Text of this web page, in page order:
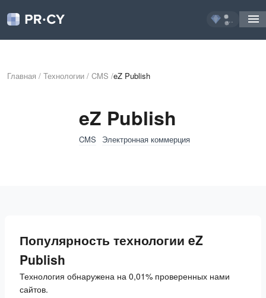
...
Главная / Технологии / CMS /eZ Publish
eZ Publish
CMS Электронная коммерция
Популярность технологии eZ
Publish
Технология обнаружена на 0,01% проверенных нами
сайтов.